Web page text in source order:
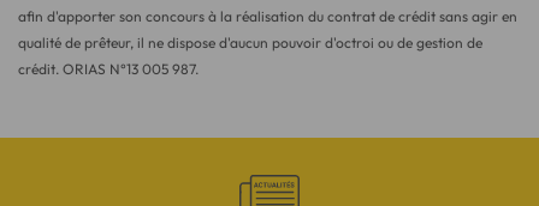
afin d'apporter son concours à la réalisation du contrat de crédit sans agir en
qualité de prêteur, il ne dispose d'aucun pouvoir d'octroi ou de gestion de
crédit. ORIAS N°13 005 987.